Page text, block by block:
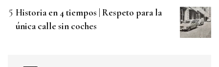
Historia en 4 tiempos | Respeto para la
única calle sin coches